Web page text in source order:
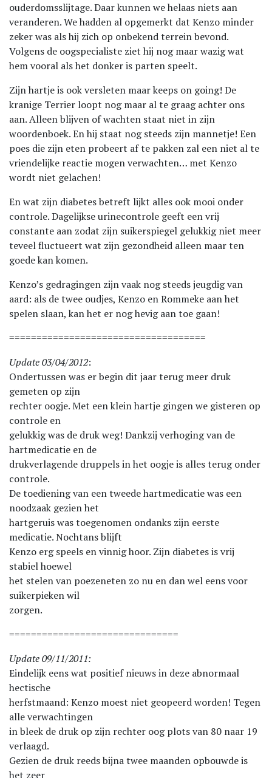
ouderdomsslijtage. Daar kunnen we helaas niets aan
veranderen. We hadden al opgemerkt dat Kenzo minder
zeker was als hij zich op onbekend terrein bevond.
Volgens de oogspecialiste ziet hij nog maar wazig wat
hem vooral als het donker is parten speelt.
Zijn hartje is ook versleten maar keeps on going! De
kranige Terrier loopt nog maar al te graag achter ons
aan. Alleen blijven of wachten staat niet in zijn
woordenboek. En hij staat nog steeds zijn mannetje! Een
poes die zijn eten probeert af te pakken zal een niet al te
vriendelijke reactie mogen verwachten… met Kenzo
wordt niet gelachen!
En wat zijn diabetes betreft lijkt alles ook mooi onder
controle. Dagelijkse urinecontrole geeft een vrij
constante aan zodat zijn suikerspiegel gelukkig niet meer
teveel fluctueert wat zijn gezondheid alleen maar ten
goede kan komen.
Kenzo’s gedragingen zijn vaak nog steeds jeugdig van
aard: als de twee oudjes, Kenzo en Rommeke aan het
spelen slaan, kan het er nog hevig aan toe gaan!
====================================
Update 03/04/2012:
Ondertussen was er begin dit jaar terug meer druk
gemeten op zijn
rechter oogje. Met een klein hartje gingen we gisteren op
controle en
gelukkig was de druk weg! Dankzij verhoging van de
hartmedicatie en de
drukverlagende druppels in het oogje is alles terug onder
controle.
De toediening van een tweede hartmedicatie was een
noodzaak gezien het
hartgeruis was toegenomen ondanks zijn eerste
medicatie. Nochtans blijft
Kenzo erg speels en vinnig hoor. Zijn diabetes is vrij
stabiel hoewel
het stelen van poezeneten zo nu en dan wel eens voor
suikerpieken wil
zorgen.
===============================
Update 09/11/2011:
Eindelijk eens wat positief nieuws in deze abnormaal
hectische
herfstmaand: Kenzo moest niet geopeerd worden! Tegen
alle verwachtingen
in bleek de druk op zijn rechter oog plots van 80 naar 19
verlaagd.
Gezien de druk reeds bijna twee maanden opbouwde is
het zeer